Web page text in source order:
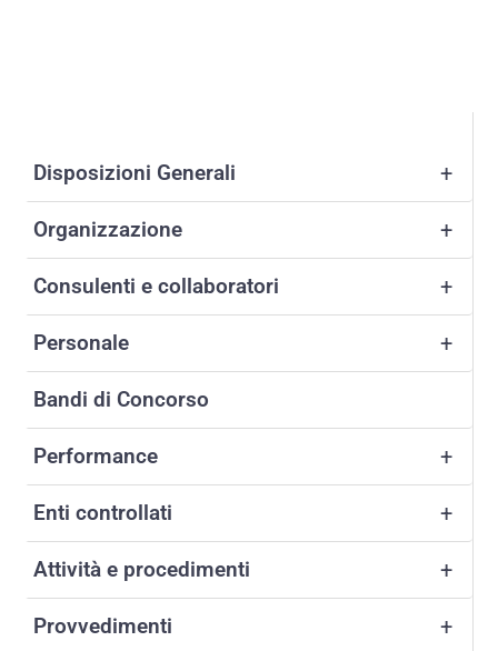
+
Disposizioni Generali
+
Organizzazione
+
Consulenti e collaboratori
+
Personale
Bandi di Concorso
+
Performance
+
Enti controllati
+
Attività e procedimenti
+
Provvedimenti